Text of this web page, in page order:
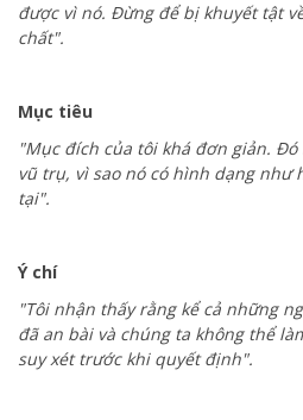
được vì nó. Đừng để bị khuyết tật
chất".
Mục tiêu
"Mục đích của tôi khá đơn giản.
vũ trụ, vì sao nó có hình dạng như
tại".
Ý chí
"Tôi nhận thấy rằng kể cả những
đã an bài và chúng ta không thể
suy xét trước khi quyết định".